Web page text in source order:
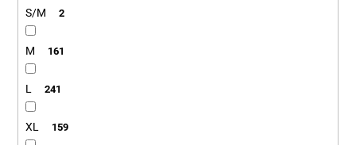
S/M 2
M 161
L 241
XL 159